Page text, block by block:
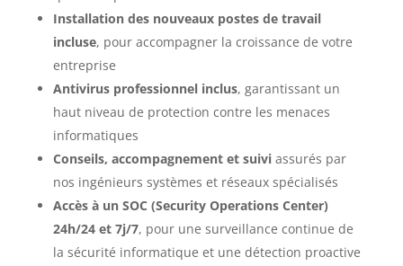
Installation des nouveaux postes de travail
incluse, pour accompagner la croissance de votre
entreprise
Antivirus professionnel inclus, garantissant un
haut niveau de protection contre les menaces
informatiques
Conseils, accompagnement et suiviassurés par
nos ingénieurs systèmes et réseaux spécialisés
Accès à un SOC (Security Operations Center)
24h/24 et 7j/7, pour une surveillance continue de
la sécurité informatique et une détection proactive